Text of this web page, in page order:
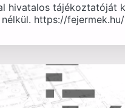
hivatalos tájékoztatóját
https://